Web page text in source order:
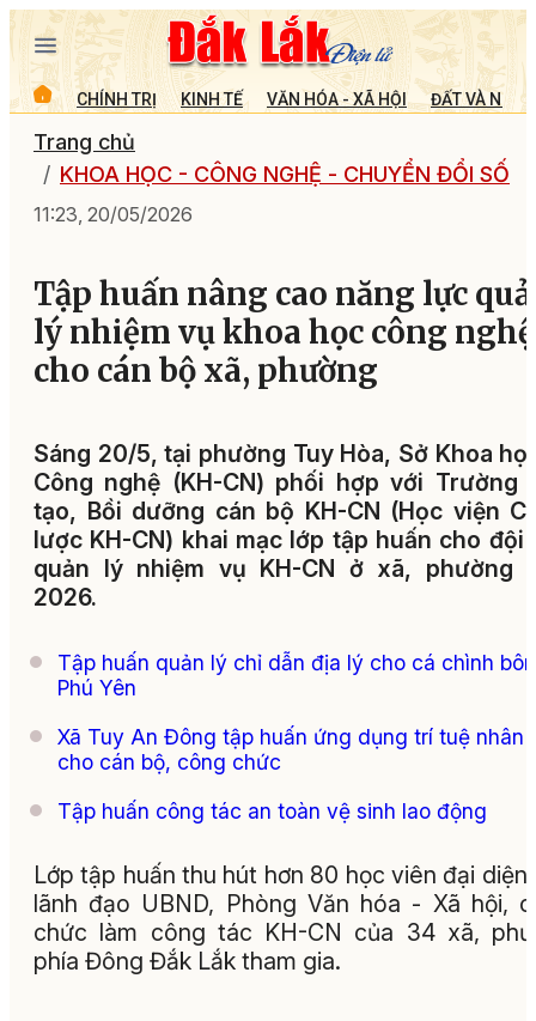
CHÍNH TRỊ KINH TẾ VĂN HÓA - XÃ HỘI ĐẤT VÀ
Trang chủ
KHOA HỌC - CÔNG NGHỆ - CHUYỂN ĐỔI SỐ
11:23, 20/05/2026
Tập huấn nâng cao năng lực
lý nhiệm vụ khoa học công nghệ
cho cán bộ xã, phường
Sáng 20/5, tại phường Tuy Hòa, Sở Khoa
Công nghệ (KH-CN) phối hợp với Trường
tạo, Bồi dưỡng cán bộ KH-CN (Học viện
lược KH-CN) khai mạc lớp tập huấn cho đội
quản lý nhiệm vụ KH-CN ở xã, phường
2026.
Tập huấn quản lý chỉ dẫn địa lý cho cá chình
Phú Yên
Xã Tuy An Đông tập huấn ứng dụng trí tuệ nhân
cho cán bộ, công chức
Tập huấn công tác an toàn vệ sinh lao động
Lớp tập huấn thu hút hơn 80 học viên đại diện
lãnh đạo UBND, Phòng Văn hóa - Xã hội,
chức làm công tác KH-CN của 34 xã,
phía Đông Đắk Lắk tham gia.